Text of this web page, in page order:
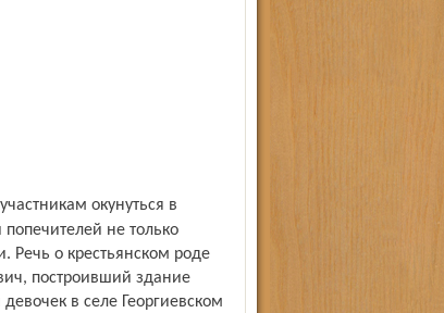
не только
Речь о крестьянском роде
построивший здание
в селе Георгиевском